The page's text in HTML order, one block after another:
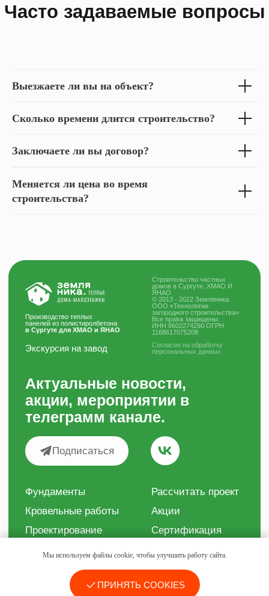
Мы используем файлы cookie, чтобы улучшить работу сайта.
ПРИНЯТЬ COOKIES
Выезжаете ли вы на объект?
Сколько времени длится строительство?
Заключаете ли вы договор?
Меняется ли цена во время
строительства?